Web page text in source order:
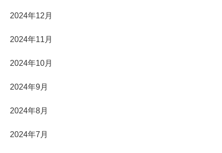
2024年12月
2024年11月
2024年10月
2024年9月
2024年8月
2024年7月